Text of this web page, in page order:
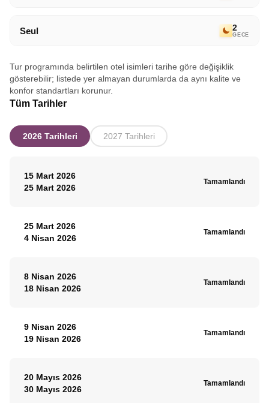
Seul 2
GECE
Tur programında belirtilen otel isimleri tarihe göre değişiklik
gösterebilir; listede yer almayan durumlarda da aynı kalite ve
konfor standartları korunur.
Tüm Tarihler
2026 Tarihleri 2027 Tarihleri
15 Mart 2026
25 Mart 2026
Tamamlandı
25 Mart 2026
4 Nisan 2026
Tamamlandı
8 Nisan 2026
18 Nisan 2026
Tamamlandı
9 Nisan 2026
19 Nisan 2026
Tamamlandı
20 Mayıs 2026
30 Mayıs 2026
Tamamlandı